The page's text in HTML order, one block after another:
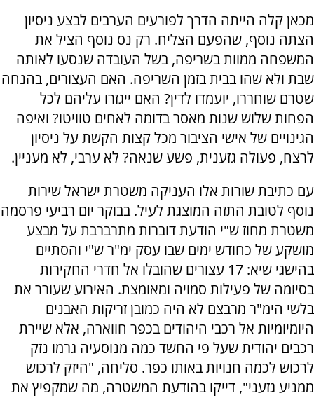
מכאן קלה הייתה הדרך לפורעים הערבים לבצע ניסיון
הצתה נוסף, שהפעם הצליח. רק נס נוסף הציל את
המשפחה ממוות בשריפה, בשל העובדה שנסעו לאותה
שבת ולא שהו בבית בזמן השריפה. האם העצורים, בהנחה
שטרם שוחררו, יועמדו לדין? האם ייגזרו עליהם לכל
הפחות שלוש שנות מאסר בדומה לאחים טוויטו? ואיפה
הגינויים של אישי הציבור מכל קצות הקשת על ניסיון
לרצח, פעולה גזענית, פשע שנאה? לא ערבי, לא מעניין.
עם כתיבת שורות אלו העניקה משטרת ישראל שירות
נוסף לטובת התזה המוצגת לעיל. בבוקר יום רביעי פרסמה
משטרת מחוז ש"י הודעת דוברות מתרברבת על מבצע
מושקע של כחודש ימים שבו עסק ימ"ר ש"י והסתיים
בהישגי שיא: 17 עצורים שהובלו אל חדרי החקירות
בסיומה של פעילות סמויה ומאומצת. האירוע שעורר את
בלשי הימ"ר מרבצם לא היה כמובן זריקות האבנים
היומיומיות אל רכבי היהודים בכפר חווארה, אלא שיירת
רכבים יהודית שעל פי החשד כמה מנוסעיה גרמו נזק
לרכוש לכמה חנויות באותו כפר. סליחה, "היזק לרכוש
ממניע גזעני", דייקו בהודעת המשטרה, מה שמקפיץ את